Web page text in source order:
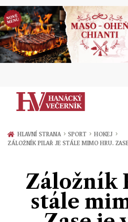
Zprávy
Prostějov
Přerov
Politika
Ekonomika
Kultura
Hudba
Společnost
HLAVNÍ STRANA › SPORT › HOKEJ ›
ZÁLOŽNÍK PILAŘ JE STÁLE MIMO HRU.
Záložník
stále